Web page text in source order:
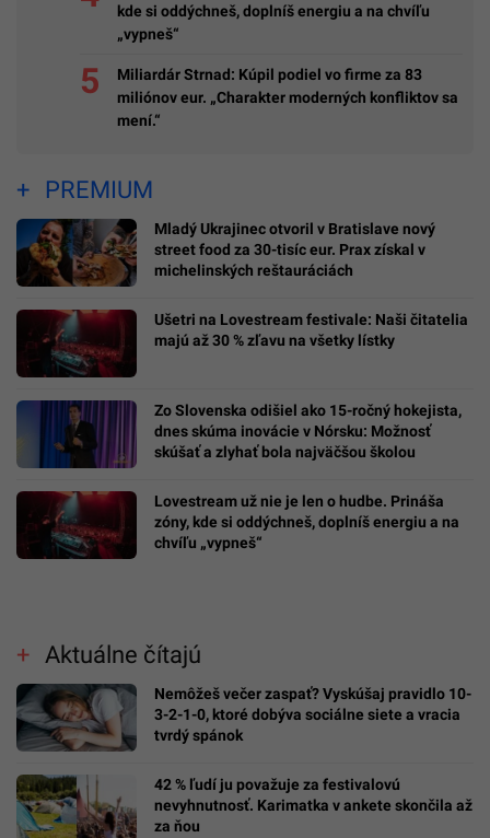
kde si oddýchneš, doplníš energiu a na chvíľu
„vypneš“
Miliardár Strnad: Kúpil podiel vo firme za 83
miliónov eur. „Charakter moderných konfliktov sa
mení.“
PREMIUM
Mladý Ukrajinec otvoril v Bratislave nový
street food za 30-tisíc eur. Prax získal v
michelinských reštauráciách
Ušetri na Lovestream festivale: Naši čitatelia
majú až 30 % zľavu na všetky lístky
Zo Slovenska odišiel ako 15-ročný hokejista,
dnes skúma inovácie v Nórsku: Možnosť
skúšať a zlyhať bola najväčšou školou
Lovestream už nie je len o hudbe. Prináša
zóny, kde si oddýchneš, doplníš energiu a na
chvíľu „vypneš“
Aktuálne čítajú
Nemôžeš večer zaspať? Vyskúšaj pravidlo 10-
3-2-1-0, ktoré dobýva sociálne siete a vracia
tvrdý spánok
42 % ľudí ju považuje za festivalovú
nevyhnutnosť. Karimatka v ankete skončila až
za ňou